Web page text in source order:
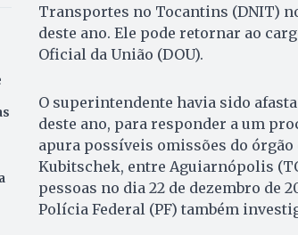
Transportes no Tocantins (DNIT)
deste ano. Ele pode retornar ao
Oficial da União (DOU).
O superintendente havia sido
deste ano, para responder a um
apura possíveis omissões do
Kubitschek, entre Aguiarnópolis
pessoas no dia 22 de dezembro de
Polícia Federal (PF) também